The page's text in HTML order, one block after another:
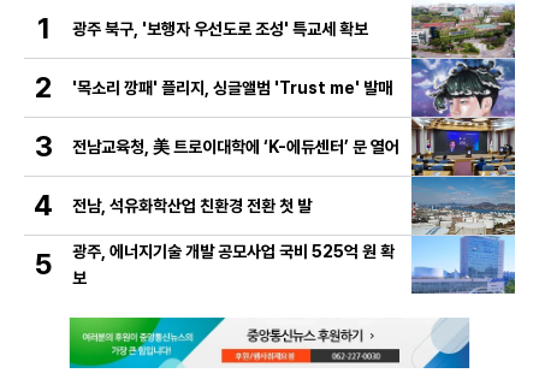
1 광주 북구, '보행자 우선도로 조성' 특교세 확보
2 '목소리 깡패' 플리지, 싱글앨범 'Trust me' 발매
3 전남교육청, 美 트로이대학에 ‘K-에듀센터’ 문 열어
4 전남, 석유화학산업 친환경 전환 첫 발
5
광주, 에너지기술 개발 공모사업 국비 525억 원 확
보